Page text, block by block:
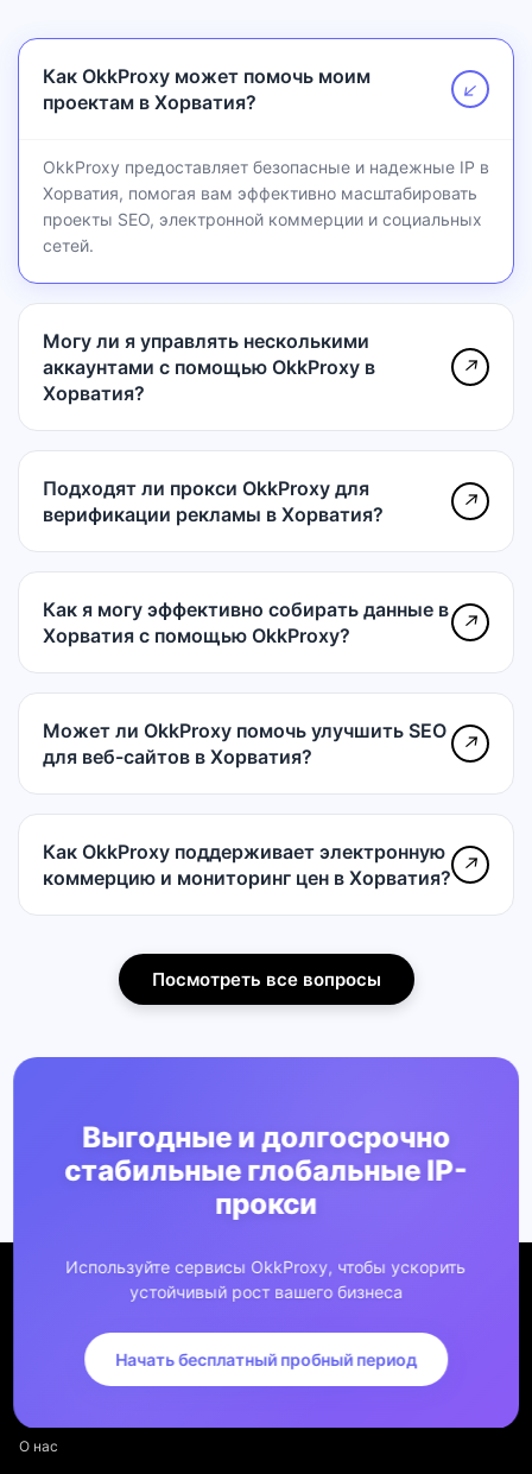
Как OkkProxy может помочь моим
проектам в Хорватия?
↗
OkkProxy предоставляет безопасные и надежные IP в
Хорватия, помогая вам эффективно масштабировать
проекты SEO, электронной коммерции и социальных
сетей.
Могу ли я управлять несколькими
аккаунтами с помощью OkkProxy в
Хорватия?
↗
Подходят ли прокси OkkProxy для
верификации рекламы в Хорватия?
↗
Как я могу эффективно собирать данные в
Хорватия с помощью OkkProxy?
↗
Может ли OkkProxy помочь улучшить SEO
для веб-сайтов в Хорватия?
↗
Как OkkProxy поддерживает электронную
коммерцию и мониторинг цен в Хорватия?
↗
Посмотреть все вопросы
Выгодные и долгосрочно
стабильные глобальные IP-
прокси
Используйте сервисы OkkProxy, чтобы ускорить
устойчивый рост вашего бизнеса
Начать бесплатный пробный период
О нас